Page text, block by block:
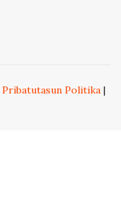
Pribatutasun Politika|